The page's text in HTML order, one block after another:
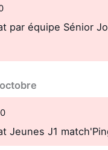
par équipe Sénior
octobre
Jeunes J1